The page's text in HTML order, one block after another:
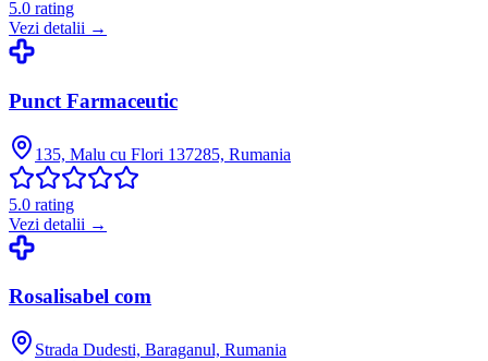
5.0 rating
Vezi detalii →
Punct Farmaceutic
135, Malu cu Flori 137285, Rumania
5.0 rating
Vezi detalii →
Rosalisabel com
Strada Dudesti, Baraganul, Rumania